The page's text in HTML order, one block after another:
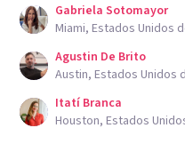
Gabriela Sotomayor
Miami, Estados Unidos
Agustin De Brito
Austin, Estados Unidos
Itatí Branca
Houston, Estados